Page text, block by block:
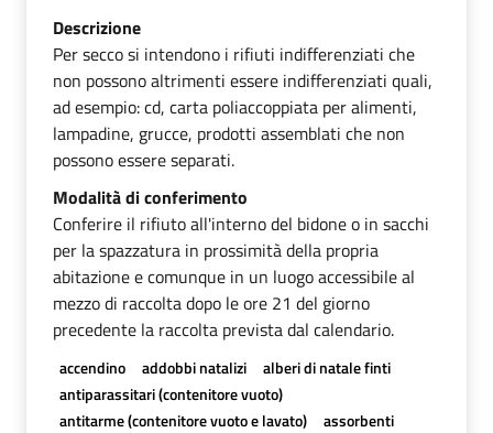
Descrizione
Per secco si intendono i rifiuti indifferenziati che
non possono altrimenti essere indifferenziati quali,
ad esempio: cd, carta poliaccoppiata per alimenti,
lampadine, grucce, prodotti assemblati che non
possono essere separati.
Modalità di conferimento
Conferire il rifiuto all'interno del bidone o in sacchi
per la spazzatura in prossimità della propria
abitazione e comunque in un luogo accessibile al
mezzo di raccolta dopo le ore 21 del giorno
precedente la raccolta prevista dal calendario.
accendino addobbi natalizi
alberi di natale finti
antiparassitari (contenitore vuoto)
antitarme (contenitore vuoto e lavato)
assorbenti